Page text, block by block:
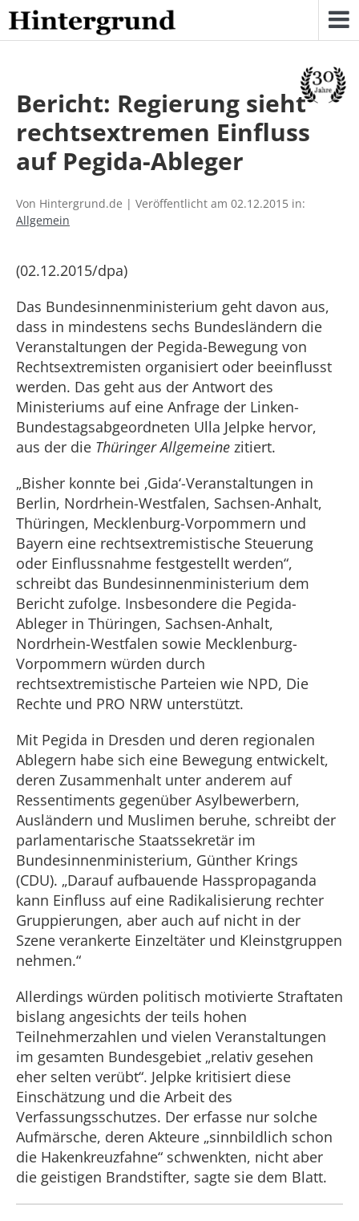
Skip
to
content
Bericht: Regierung sieht
rechtsextremen Einfluss
auf Pegida-Ableger
Von Hintergrund.de | Veröffentlicht am 02.12.2015 in:
Allgemein
(02.12.2015/dpa)
Das Bundesinnenministerium geht davon aus,
dass in mindestens sechs Bundesländern die
Veranstaltungen der Pegida-Bewegung von
Rechtsextremisten organisiert oder beeinflusst
werden. Das geht aus der Antwort des
Ministeriums auf eine Anfrage der Linken-
Bundestagsabgeordneten Ulla Jelpke hervor,
aus der die Thüringer Allgemeine zitiert.
„Bisher konnte bei ‚Gida‘-Veranstaltungen in
Berlin, Nordrhein-Westfalen, Sachsen-Anhalt,
Thüringen, Mecklenburg-Vorpommern und
Bayern eine rechtsextremistische Steuerung
oder Einflussnahme festgestellt werden“,
schreibt das Bundesinnenministerium dem
Bericht zufolge. Insbesondere die Pegida-
Ableger in Thüringen, Sachsen-Anhalt,
Nordrhein-Westfalen sowie Mecklenburg-
Vorpommern würden durch
rechtsextremistische Parteien wie NPD, Die
Rechte und PRO NRW unterstützt.
Mit Pegida in Dresden und deren regionalen
Ablegern habe sich eine Bewegung entwickelt,
deren Zusammenhalt unter anderem auf
Ressentiments gegenüber Asylbewerbern,
Ausländern und Muslimen beruhe, schreibt der
parlamentarische Staatssekretär im
Bundesinnenministerium, Günther Krings
(CDU). „Darauf aufbauende Hasspropaganda
kann Einfluss auf eine Radikalisierung rechter
Gruppierungen, aber auch auf nicht in der
Szene verankerte Einzeltäter und Kleinstgruppen
nehmen.“
Allerdings würden politisch motivierte Straftaten
bislang angesichts der teils hohen
Teilnehmerzahlen und vielen Veranstaltungen
im gesamten Bundesgebiet „relativ gesehen
eher selten verübt“. Jelpke kritisiert diese
Einschätzung und die Arbeit des
Verfassungsschutzes. Der erfasse nur solche
Aufmärsche, deren Akteure „sinnbildlich schon
die Hakenkreuzfahne“ schwenkten, nicht aber
die geistigen Brandstifter, sagte sie dem Blatt.